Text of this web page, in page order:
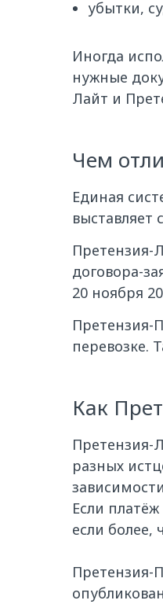
убытки,
Иногда
нужные
Лайт и
Чем
Единая
Претензия-
договора-
20 ноября
Претензия-
перевозке.
Как
Претензия-
разных
Если
если более,
Претензия-